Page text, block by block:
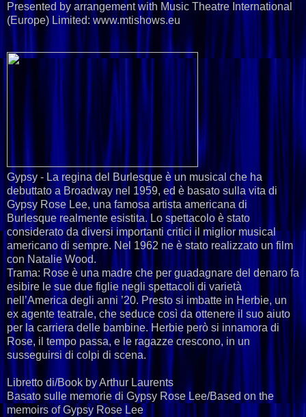
Presented by arrangement with Music Theatre International
(Europe) Limited: www.mtishows.eu
Gypsy - La regina del Burlesque è un musical che ha
debuttato a Broadway nel 1959, ed è basato sulla vita di
Gypsy Rose Lee, una famosa artista americana di
Burlesque realmente esistita. Lo spettacolo è stato
considerato da diversi importanti critici il miglior musical
americano di sempre. Nel 1962 ne è stato realizzato un film
con Natalie Wood.
Trama: Rose è una madre che per guadagnare del denaro fa
esibire le sue due figlie negli spettacoli di varietà
nell’America degli anni ’20. Presto si imbatte in Herbie, un
ex agente teatrale, che seduce così da ottenere il suo aiuto
per la carriera delle bambine. Herbie però si innamora di
Rose, il tempo passa, e le ragazze crescono, in un
susseguirsi di colpi di scena.
Libretto di/Book by Arthur Laurents
Basato sulle memorie di Gypsy Rose Lee/Based on the
memoirs of Gypsy Rose Lee